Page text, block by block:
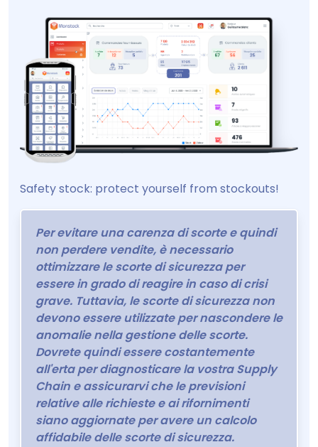
Safety stock: protect yourself from stockouts!
Per evitare una carenza di scorte e quindi
non perdere vendite, è necessario
ottimizzare le scorte di sicurezza per
essere in grado di reagire in caso di crisi
grave. Tuttavia, le scorte di sicurezza non
devono essere utilizzate per nascondere le
anomalie nella gestione delle scorte.
Dovrete quindi essere costantemente
all'erta per diagnosticare la vostra Supply
Chain e assicurarvi che le previsioni
relative alle richieste e ai rifornimenti
siano aggiornate per avere un calcolo
affidabile delle scorte di sicurezza.